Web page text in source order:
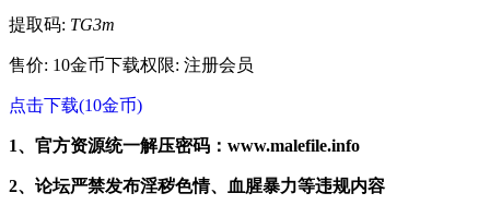
提取码: TG3m
售价: 10金币下载权限: 注册会员
点击下载(10金币)
1、官方资源统一解压密码：www.malefile.info
2、论坛严禁发布淫秽色情、血腥暴力等违规内容